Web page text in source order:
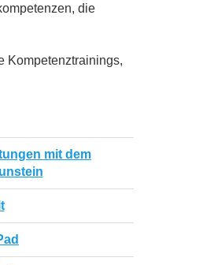
die
Kompetenztrainings,
mit dem